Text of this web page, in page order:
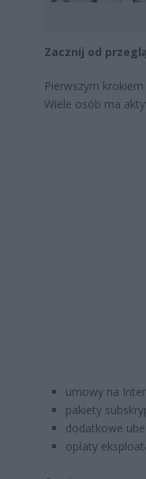
Zacznij od
Pierwszym
Wiele osób ma
umowy na
pakiety
dodatkowe
opłaty